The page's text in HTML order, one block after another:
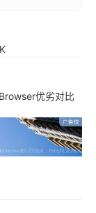
优劣对比